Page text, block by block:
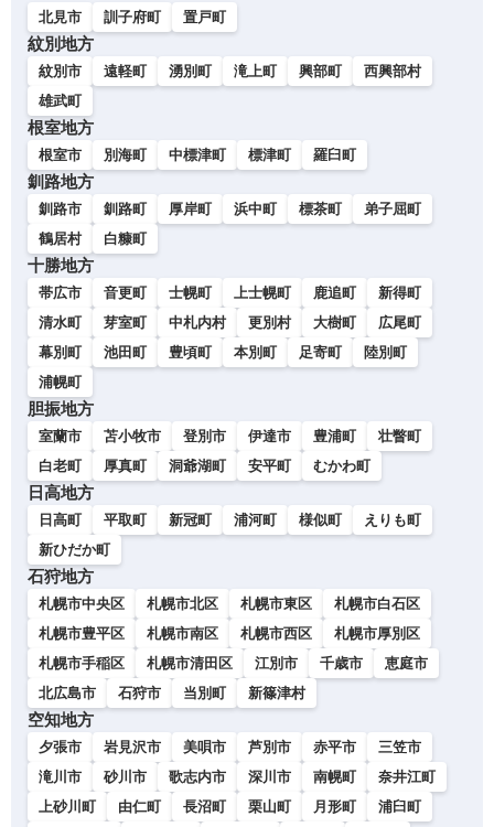
北見市 訓子府町 置戸町
紋別地方
紋別市 遠軽町 湧別町 滝上町 興部町
西興部村
雄武町
根室地方
根室市 別海町 中標津町 標津町 羅臼町
釧路地方
釧路市 釧路町 厚岸町 浜中町 標茶町
弟子屈町
鶴居村
白糠町
十勝地方
帯広市 音更町 士幌町 上士幌町 鹿追町
新得町
清水町
芽室町 中札内村 更別村 大樹町
広尾町
幕別町
池田町 豊頃町 本別町 足寄町
陸別町
浦幌町
胆振地方
室蘭市 苫小牧市 登別市 伊達市 豊浦町
壮瞥町
白老町
厚真町 洞爺湖町 安平町 むかわ町
日高地方
日高町 平取町 新冠町 浦河町 様似町
えりも町
新ひだか町
石狩地方
札幌市中央区 札幌市北区 札幌市東区
札幌市白石区
札幌市豊平区
札幌市南区 札幌市西区
札幌市厚別区
札幌市手稲区
札幌市清田区 江別市 千歳市
恵庭市
北広島市
石狩市 当別町 新篠津村
空知地方
夕張市 岩見沢市 美唄市 芦別市 赤平市
三笠市
滝川市
砂川市 歌志内市 深川市 南幌町
奈井江町
上砂川町
由仁町 長沼町 栗山町 月形町
浦臼町